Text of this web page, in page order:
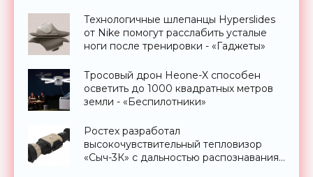
Технологичные шлепанцы Hyperslides
от Nike помогут расслабить усталые
ноги после тренировки - «Гаджеты»
Тросовый дрон Heone-X способен
осветить до 1000 квадратных метров
земли - «Беспилотники»
Ростех разработал
высокочувствительный тепловизор
«Сыч-3К» с дальностью распознавания